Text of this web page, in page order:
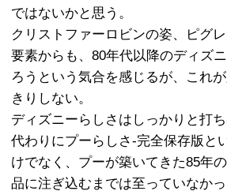
ではないかと思う。
クリストファーロビンの姿、ピグ
要素からも、80年代以降のディズ
ろうという気合を感じるが、これ
きりしない。
ディズニーらしさはしっかりと打ち
代わりにプーらしさ-完全保存版と
けでなく、プーが築いてきた85年
品に注ぎ込むまでは至っていなかっ